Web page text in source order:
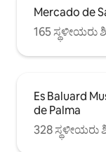
Mercado de
165 ಸ್ಥಳೀಯರು
Es Baluard
de Palma
328 ಸ್ಥಳೀಯರು